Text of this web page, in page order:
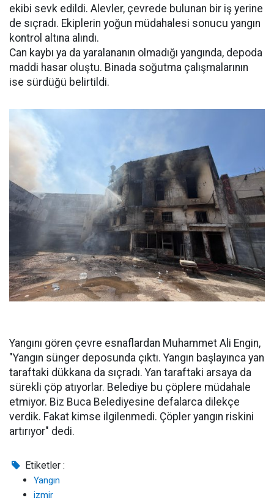
ekibi sevk edildi. Alevler, çevrede bulunan bir iş yerine
de sıçradı. Ekiplerin yoğun müdahalesi sonucu yangın
kontrol altına alındı.
Can kaybı ya da yaralananın olmadığı yangında, depoda
maddi hasar oluştu. Binada soğutma çalışmalarının
ise sürdüğü belirtildi.
Yangını gören çevre esnaflardan Muhammet Ali Engin,
"Yangın sünger deposunda çıktı. Yangın başlayınca yan
taraftaki dükkana da sıçradı. Yan taraftaki arsaya da
sürekli çöp atıyorlar. Belediye bu çöplere müdahale
etmiyor. Biz Buca Belediyesine defalarca dilekçe
verdik. Fakat kimse ilgilenmedi. Çöpler yangın riskini
artırıyor" dedi.
Etiketler :
Yangın
izmir